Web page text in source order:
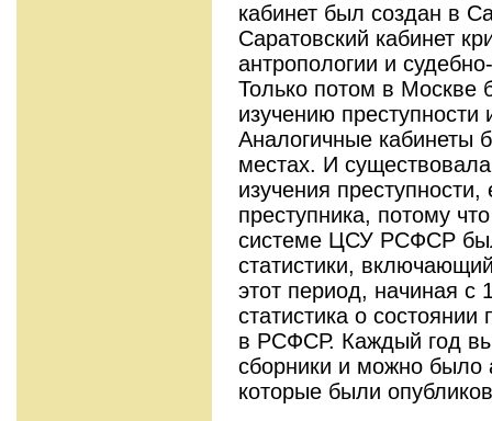
кабинет был создан в
Саратовский кабинет
антропологии и
Только потом в Москве
изучению преступности
Аналогичные кабинеты
местах. И
изучения
преступника, потому
системе ЦСУ РСФСР
статистики,
этот период, начиная с
статистика о
в РСФСР. Каждый год
сборники и можно было
которые были